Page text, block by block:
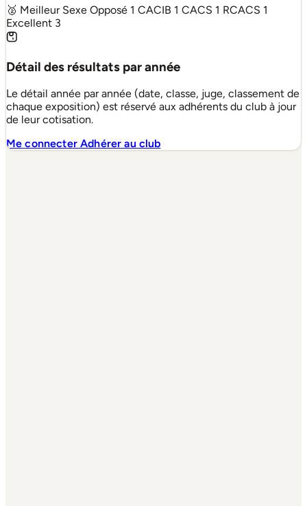
🥈 Meilleur Sexe Opposé 1 CACIB 1 CACS 1 RCACS 1
Excellent 3
Détail des résultats par année
Le détail année par année (date, classe, juge, classement de
chaque exposition) est réservé aux adhérents du club à jour
de leur cotisation.
Me connecterAdhérer au club